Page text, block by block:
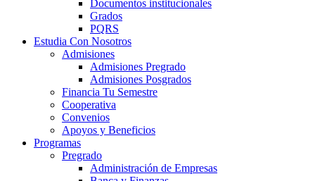
Documentos institucionales
Grados
PQRS
Estudia Con Nosotros
Admisiones
Admisiones Pregrado
Admisiones Posgrados
Financia Tu Semestre
Cooperativa
Convenios
Apoyos y Beneficios
Programas
Pregrado
Administración de Empresas